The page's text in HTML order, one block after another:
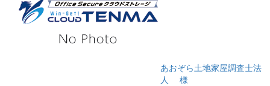
あおぞら土地家屋調査士法
人
様